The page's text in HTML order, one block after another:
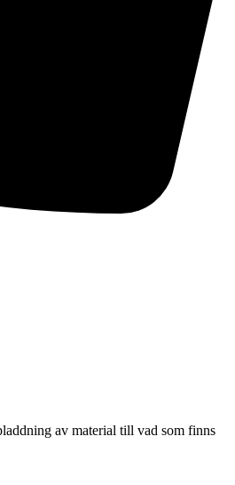
av material till vad som finns